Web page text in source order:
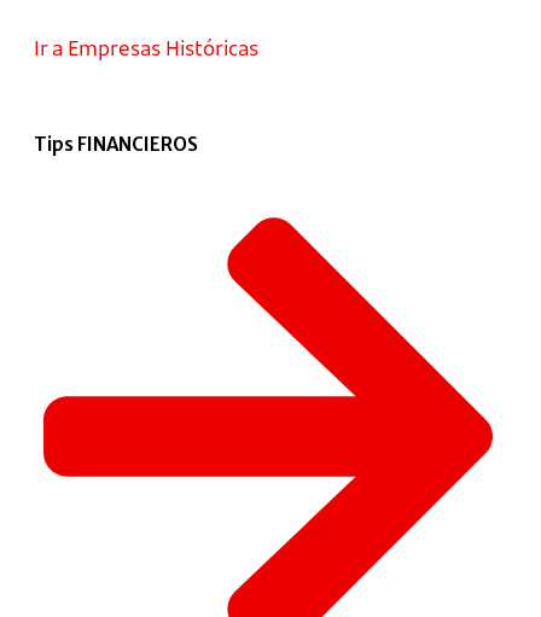
Ir a Empresas Históricas
Tips FINANCIEROS